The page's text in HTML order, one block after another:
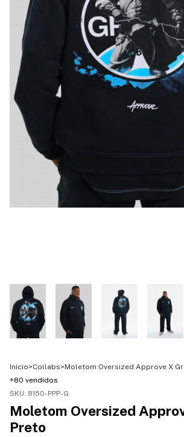
Início>Collabs>Moletom Oversized Approve X
+80 vendidos
SKU: 8150-PPP-G
Moletom Oversized
Preto